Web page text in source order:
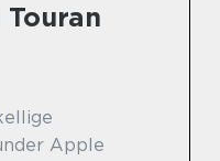
Apple